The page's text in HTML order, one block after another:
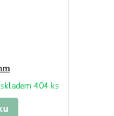
skladem 404 ks